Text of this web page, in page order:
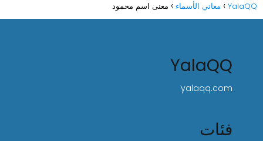
YalaQQ معاني الأسماء معنى اسم محمود
YalaQQ
yalaqq.com
فئات